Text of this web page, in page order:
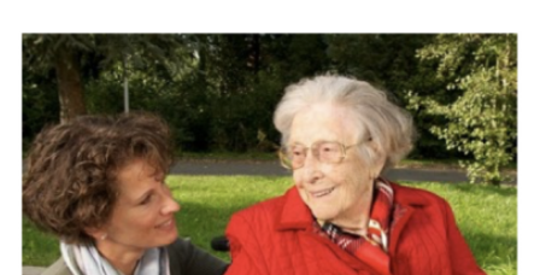
ayuda para realizar las actividades básicas de la vida
diaria. Esta ley define los derechos de los individuos
dependientes y las obligaciones del Estado y los
cuidadores. A continuación, detallamos los aspectos más
relevantes de esta legislación.